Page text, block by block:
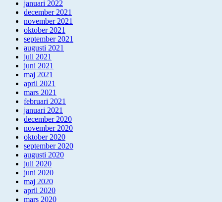
januari 2022
december 2021
november 2021
oktober 2021
september 2021
augusti 2021
juli 2021
juni 2021
maj 2021
april 2021
mars 2021
februari 2021
januari 2021
december 2020
november 2020
oktober 2020
september 2020
augusti 2020
juli 2020
juni 2020
maj 2020
april 2020
mars 2020